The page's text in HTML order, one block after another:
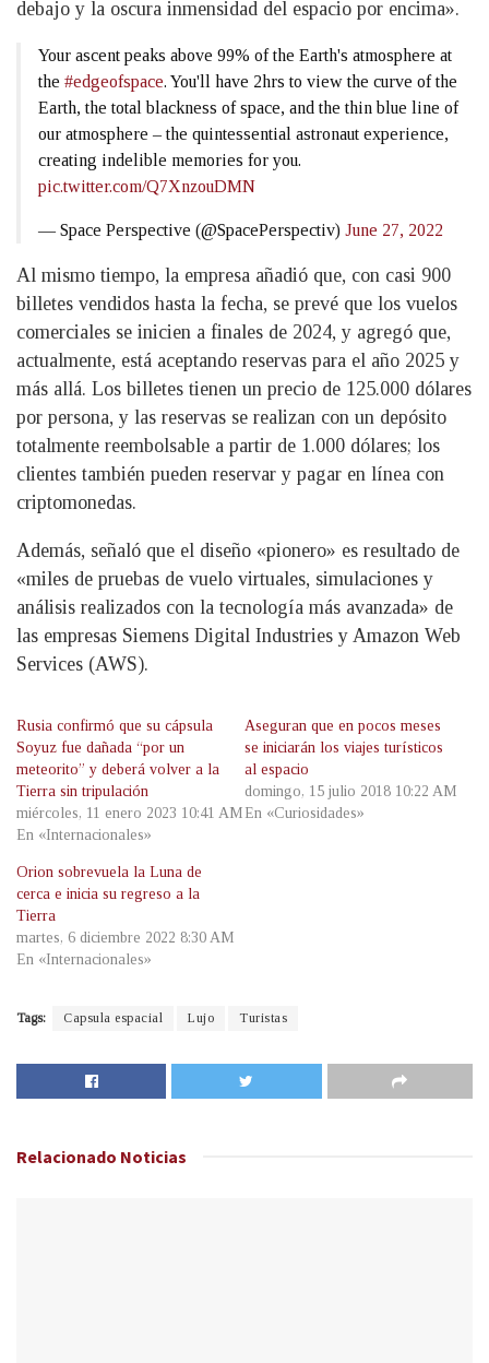
debajo y la oscura inmensidad del espacio por encima».
Your ascent peaks above 99% of the Earth's atmosphere at
the #edgeofspace. You'll have 2hrs to view the curve of the
Earth, the total blackness of space, and the thin blue line of
our atmosphere – the quintessential astronaut experience,
creating indelible memories for you.
pic.twitter.com/Q7XnzouDMN
— Space Perspective (@SpacePerspectiv) June 27, 2022
Al mismo tiempo, la empresa añadió que, con casi 900
billetes vendidos hasta la fecha, se prevé que los vuelos
comerciales se inicien a finales de 2024, y agregó que,
actualmente, está aceptando reservas para el año 2025 y
más allá. Los billetes tienen un precio de 125.000 dólares
por persona, y las reservas se realizan con un depósito
totalmente reembolsable a partir de 1.000 dólares; los
clientes también pueden reservar y pagar en línea con
criptomonedas.
Además, señaló que el diseño «pionero» es resultado de
«miles de pruebas de vuelo virtuales, simulaciones y
análisis realizados con la tecnología más avanzada» de
las empresas Siemens Digital Industries y Amazon Web
Services (AWS).
Rusia confirmó que su cápsula
Soyuz fue dañada “por un
meteorito” y deberá volver a la
Tierra sin tripulación
miércoles, 11 enero 2023 10:41 AM
En «Internacionales»
Aseguran que en pocos meses
se iniciarán los viajes turísticos
al espacio
domingo, 15 julio 2018 10:22 AM
En «Curiosidades»
Orion sobrevuela la Luna de
cerca e inicia su regreso a la
Tierra
martes, 6 diciembre 2022 8:30 AM
En «Internacionales»
Tags: Capsula espacial Lujo Turistas
Relacionado Noticias